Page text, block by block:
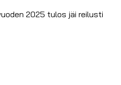
2025 tulos jäi reilusti